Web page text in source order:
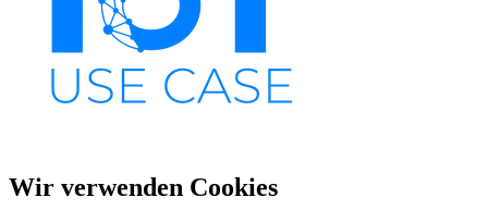
Wir verwenden Cookies